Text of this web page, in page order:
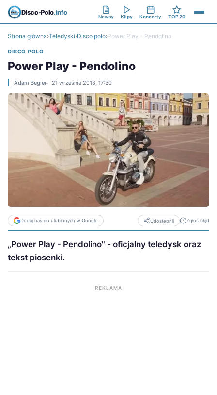
Disco-Polo.info
Newsy Klipy Koncerty TOP 20
Strona główna›Teledyski›Disco polo›Power Play - Pendolino
DISCO POLO
Power Play - Pendolino
Adam Begier 21 września 2018, 17:30
Dodaj nas do ulubionych w Google Udostępnij Zgłoś błąd
„Power Play - Pendolino" - oficjalny teledysk oraz
tekst piosenki.
REKLAMA